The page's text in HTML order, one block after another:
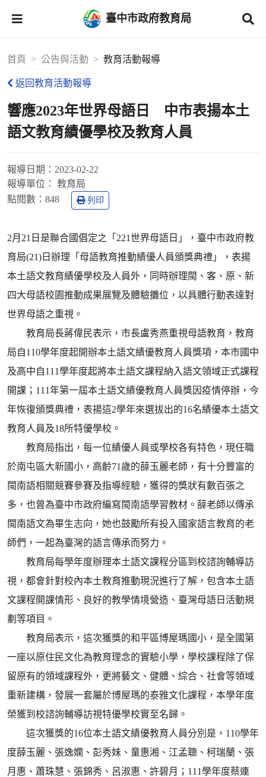
臺中市政府教育局
首頁 公告與活動 教育活動報導
返回教育活動報導
響應2023年世界母語日 中市表揚本土
語文教育績優學校及教育人員
報導日期： 2023-02-22
報導單位：
教育局
點閱數： 848 列印
2月21日是聯合國倡定之「221世界母語日」，臺中市政府教
育局(21)日辦理「母語教育推動績優人員頒獎典禮」，表揚
本土語文教育績優學校及人員外，同時辦理閩、客、原、新
四大母語校園推動成果展覽及體驗攤位，以具體行動表達對
世界母語之重視。
教育局長蔣偉民表示，市長盧秀燕重視母語教育，教育
局自110學年度起開辦本土語文績優教育人員獎項，本市國中
及高中自111學年度起將本土語文課程納入語文領域正式課程
開課；111年第一屆本土語文績優教育人員獎因疫情停辦，今
年恢復頒獎典禮，表揚這2學年來選拔出的16名績優本土語文
教育人員及18所特優學校。
教育局指出，每一位績優人員或學校各有特色，現任職
於南屯區大新國小，高齡71歲的薛玉麗老師，有十分豐富的
閩南語相關競賽參賽及指導經驗，獲得的獎狀有數百張之
多，也曾為臺中市政府編寫閩南語學習教材。薛老師以傳承
閩南語文為畢生志向，她也鼓勵所有投入國家語言教育的老
師們，一起為臺灣的語言傳承而努力。
教育局每學年度辦理本土語文課程分區到校諮詢輔導訪
視，都會針對校內本土教育推動現況進行了解，包含本土語
文課程開課情形、良好的教學情境營造、臺灣母語日活動規
劃等項目。
教育局表示，這次獲獎的和平區博屋瑪國小，是全國第
一座以原住民文化為教育理念的實驗小學，學校課程除了保
留原有的領域課程外，更將藝文、健體、綜合、社會等領域
重新建構，發展一套屬於博屋瑪的泰雅文化課程，本學年度
榮獲到校諮詢輔導訪視特優學校實至名歸。
這次獲獎的16位本土語文績優教育人員分別是，110學年
度薛玉麗、張逸嫻、彭秀妹、童惠湘、江孟聰、柯瑞蘭、張
月惠、蕭珠慧、張錦秀、呂淑惠、許碧月；111學年度蔡連